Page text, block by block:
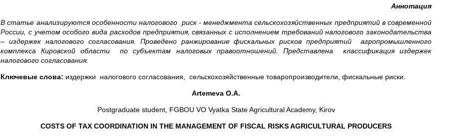
Аннотация
В статье анализируются особенности налогового риск - менеджмента сельскохозяйственных предприятий в современной
России, с учетом особого вида расходов предприятия, связанных с исполнением требований налогового законодательства
– издержек налогового согласования. Проведено ранжирование фискальных рисков предприятий агропромышленного
комплекса Кировской области по субъектам налоговых правоотношений. Представлена классификация издержек
налогового согласования.
Ключевые слова: издержки налогового согласования, сельскохозяйственные товаропроизводители, фискальные риски.
Artemeva O.А.
Postgraduate student, FGBOU VO Vyatka State Agricultural Academy, Kirov
COSTS OF TAX COORDINATION IN THE MANAGEMENT OF FISCAL RISKS AGRICULTURAL PRODUCERS